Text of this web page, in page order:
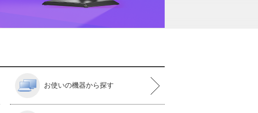
お使いの機器から探す